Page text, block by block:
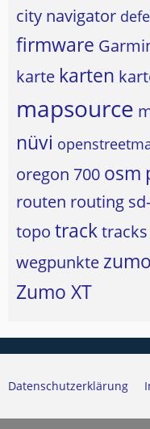
city navigator
firmware
karte karten
mapsource
nüvi
oregon 700 osm
routen routing
topo tracktracks
wegpunkte zumo
Zumo XT
Datenschutzerklärung